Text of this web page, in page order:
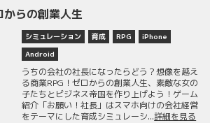
らの創業人生
シミュレーション 育成 RPG
iPhone
Android
うちの会社の社長になったらどう？想像を越え
る商業RPG！ゼロからの創業人生、素敵な女の
子たちとビジネス帝国を作り上げよう！ゲーム
紹介「お願い！社長」はスマホ向けの会社経営
をテーマにした育成シミュレーシ...詳細を見る